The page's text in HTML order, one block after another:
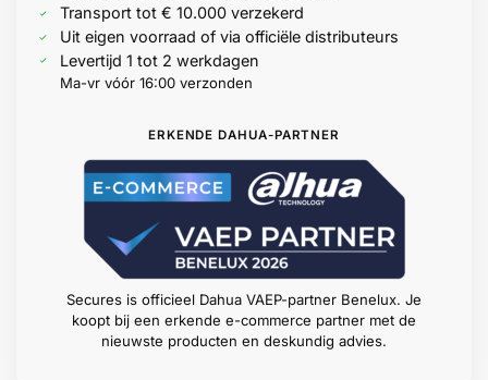
Transport tot € 10.000 verzekerd
Uit eigen voorraad of via officiële distributeurs
Levertijd 1 tot 2 werkdagen
Ma-vr vóór 16:00 verzonden
ERKENDE DAHUA-PARTNER
Secures is officieel Dahua VAEP-partner Benelux. Je
koopt bij een erkende e-commerce partner met de
nieuwste producten en deskundig advies.